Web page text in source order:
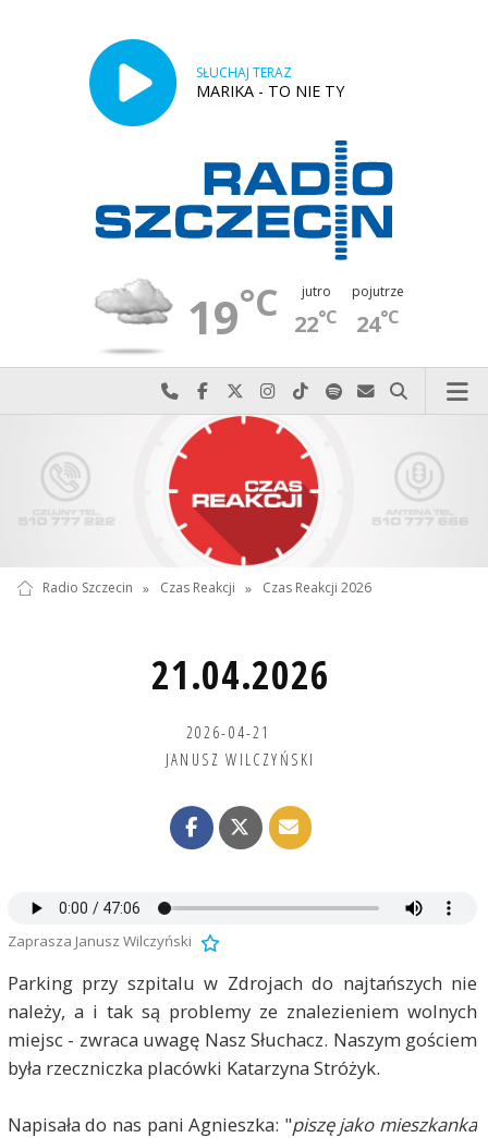
SŁUCHAJ TERAZ
MARIKA - TO NIE TY
19°C jutro
22°C
pojutrze
24°C
Najlepiej po prostu do nas zadzwoń
Odwiedź nas na Facebook-u
Odwiedź nas na X
Odwiedź nas na Instagram-ie
Odwiedź nas na TikTok-u
Szukaj nas na Spotify
Wyślij do nas
Szukaj
Radio Szczecin » Czas Reakcji » Czas Reakcji 2026
21.04.2026
2026-04-21
JANUSZ WILCZYŃSKI
Zaprasza Janusz Wilczyński
Parking przy szpitalu w Zdrojach do najtańszych nie
należy, a i tak są problemy ze znalezieniem wolnych
miejsc - zwraca uwagę Nasz Słuchacz. Naszym gościem
była rzeczniczka placówki Katarzyna Stróżyk.
Napisała do nas pani Agnieszka: "piszę jako mieszkanka